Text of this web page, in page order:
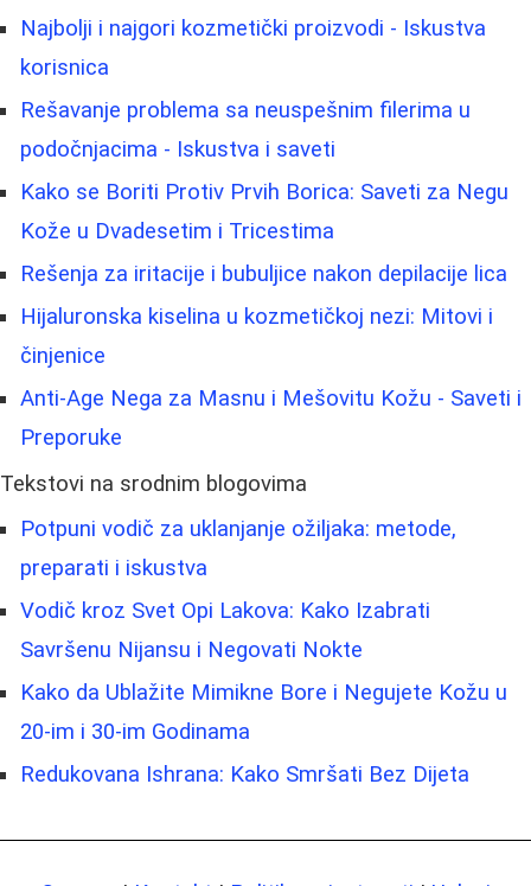
Najbolji i najgori kozmetički proizvodi - Iskustva
korisnica
Rešavanje problema sa neuspešnim filerima u
podočnjacima - Iskustva i saveti
Kako se Boriti Protiv Prvih Borica: Saveti za Negu
Kože u Dvadesetim i Tricestima
Rešenja za iritacije i bubuljice nakon depilacije lica
Hijaluronska kiselina u kozmetičkoj nezi: Mitovi i
činjenice
Anti-Age Nega za Masnu i Mešovitu Kožu - Saveti i
Preporuke
Tekstovi na srodnim blogovima
Potpuni vodič za uklanjanje ožiljaka: metode,
preparati i iskustva
Vodič kroz Svet Opi Lakova: Kako Izabrati
Savršenu Nijansu i Negovati Nokte
Kako da Ublažite Mimikne Bore i Negujete Kožu u
20-im i 30-im Godinama
Redukovana Ishrana: Kako Smršati Bez Dijeta